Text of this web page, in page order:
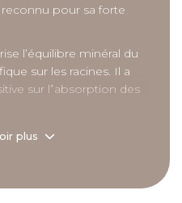
pour sa forte
l’équilibre minéral du
sur les racines. Il a
sur l’ absorption des
biologique.
plus